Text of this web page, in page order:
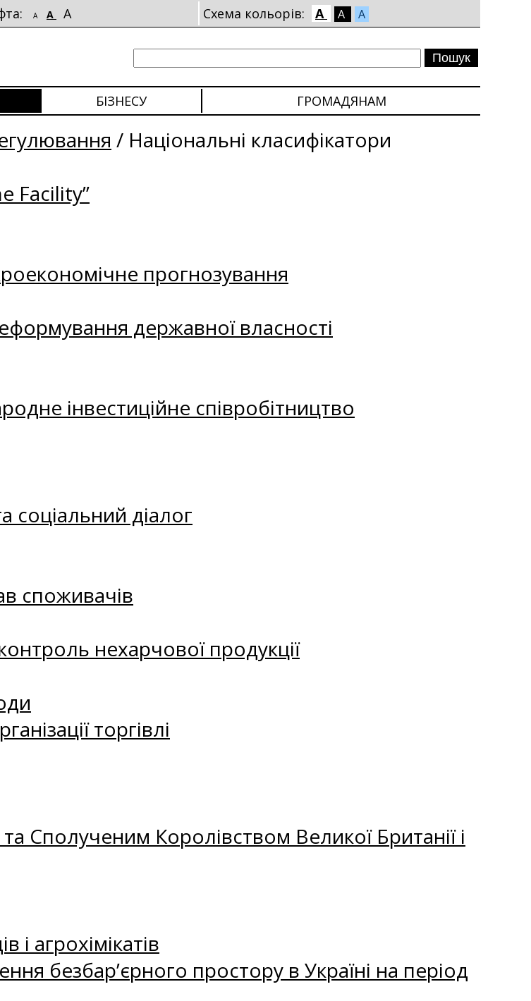
A A A Схема кольорів: A A A
БІЗНЕСУ ГРОМАДЯНАМ
/ Національні класифікатори
Facility”
прогнозування
державної власності
інвестиційне співробітництво
соціальний діалог
споживачів
нехарчової продукції
торгівлі
Сполученим Королівством Великої Британії і
і агрохімікатів
безбар’єрного простору в Україні на період